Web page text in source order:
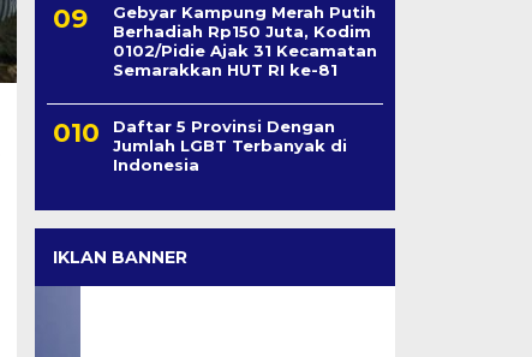
Gebyar Kampung Merah Putih
Berhadiah Rp150 Juta, Kodim
0102/Pidie Ajak 31 Kecamatan
Semarakkan HUT RI ke-81
Daftar 5 Provinsi Dengan
Jumlah LGBT Terbanyak di
Indonesia
IKLAN BANNER